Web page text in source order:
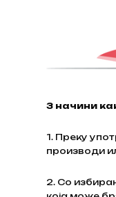
3 начини
1. Преку
производи
2. Со